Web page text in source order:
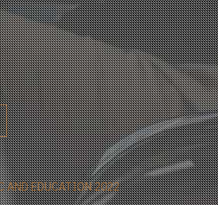
EDUCATION 2022